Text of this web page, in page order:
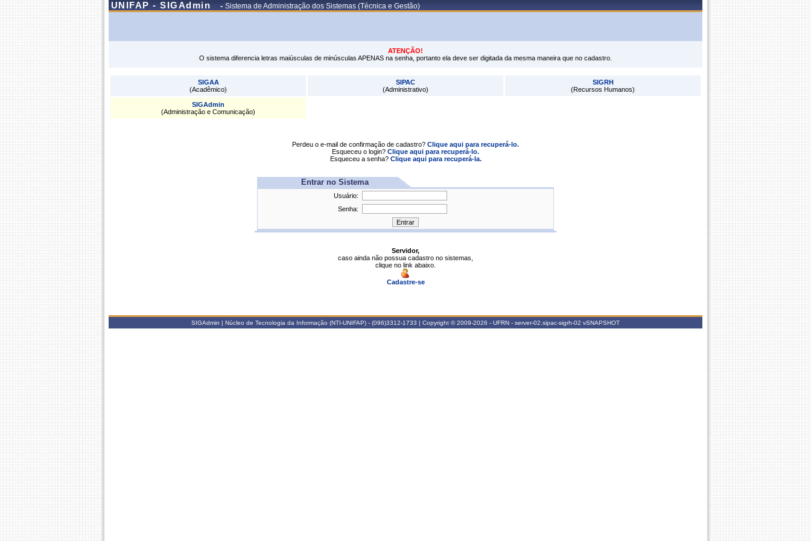
UNIFAP - SIGAdmin - Sistema de Administração dos Sistemas (Técnica e Gestão)
ATENÇÃO!
O sistema diferencia letras maiúsculas de minúsculas APENAS na senha, portanto ela deve ser digitada da mesma maneira que no cadastro.
SIGAA
(Acadêmico)
SIPAC
(Administrativo)
SIGRH
(Recursos Humanos)
SIGAdmin
(Administração e Comunicação)
Perdeu o e-mail de confirmação de cadastro? Clique aqui para recuperá-lo.
Esqueceu o login? Clique aqui para recuperá-lo.
Esqueceu a senha? Clique aqui para recuperá-la.
Entrar no Sistema
Usuário:
Senha:
Servidor,
caso ainda não possua cadastro no sistemas,
clique no link abaixo.
Cadastre-se
SIGAdmin | Núcleo de Tecnologia da Informação (NTI-UNIFAP) - (096)3312-1733 | Copyright © 2009-2026 - UFRN - server-02.sipac-sigrh-02 vSNAPSHOT